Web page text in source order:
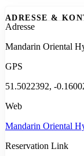
ADRESSE &
Adresse
Mandarin Oriental
GPS
51.5022392, -
Web
Mandarin Oriental
Reservation Link